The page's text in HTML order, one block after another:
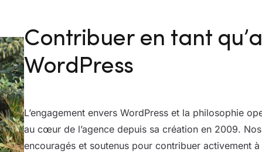
Contribuer en tant
WordPress
L’engagement envers WordPress et la philosophie
au cœur de l’agence depuis sa création en 2009.
encouragés et soutenus pour contribuer activement à